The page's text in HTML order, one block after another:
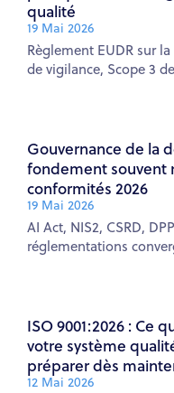
qualité
19 Mai 2026
Règlement EUDR sur
de vigilance, Scope 3
Gouvernance de la
fondement souvent
conformités 2026
19 Mai 2026
AI Act, NIS2, CSRD,
réglementations
ISO 9001:2026 : Ce
votre système
préparer dès
12 Mai 2026